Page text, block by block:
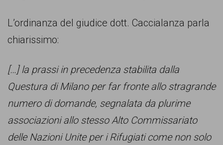
cittadinanza
per
L’ordinanza del giudice dott. Caccialanza parla
chiarissimo:
[…] la prassi in precedenza stabilita dalla
Questura di Milano per far fronte allo stragrande
numero di domande, segnalata da plurime
associazioni allo stesso Alto Commissariato
delle Nazioni Unite per i Rifugiati come non solo